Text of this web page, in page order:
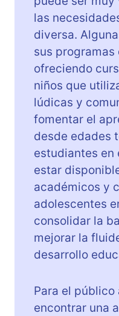
las
diversa.
sus programas
ofreciendo
niños que
lúdicas y
fomentar el
desde edades
estudiantes en
estar
académicos y
adolescentes
consolidar la
mejorar la
desarrollo
Para el público
encontrar una